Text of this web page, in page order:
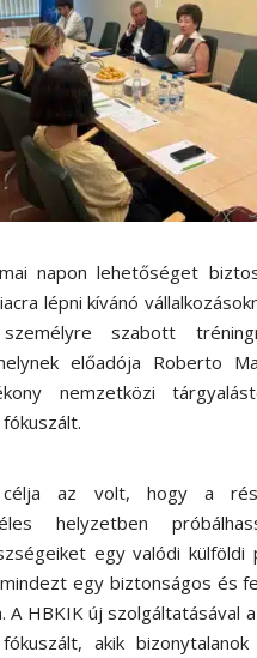
napon lehetőséget
lépni kívánó
személyre szabott
előadója Roberto
nemzetközi
az volt, hogy a
helyzetben
egy valódi külföldi
egy biztonságos és
A HBKIK új szolgáltatásával
akik bizonytalanok